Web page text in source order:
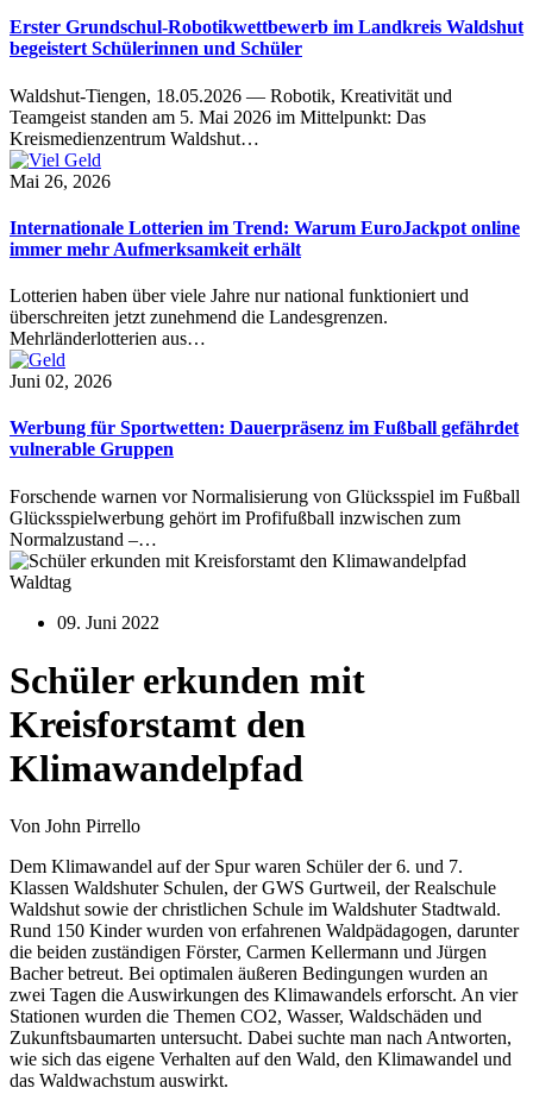
Erster Grundschul-Robotikwettbewerb im Landkreis Waldshut
begeistert Schülerinnen und Schüler
Waldshut-Tiengen, 18.05.2026 — Robotik, Kreativität und
Teamgeist standen am 5. Mai 2026 im Mittelpunkt: Das
Kreismedienzentrum Waldshut…
Mai 26, 2026
Internationale Lotterien im Trend: Warum EuroJackpot online
immer mehr Aufmerksamkeit erhält
Lotterien haben über viele Jahre nur national funktioniert und
überschreiten jetzt zunehmend die Landesgrenzen.
Mehrländerlotterien aus…
Juni 02, 2026
Werbung für Sportwetten: Dauerpräsenz im Fußball gefährdet
vulnerable Gruppen
Forschende warnen vor Normalisierung von Glücksspiel im Fußball
Glücksspielwerbung gehört im Profifußball inzwischen zum
Normalzustand –…
Waldtag
09. Juni 2022
Schüler erkunden mit
Kreisforstamt den
Klimawandelpfad
Von John Pirrello
Dem Klimawandel auf der Spur waren Schüler der 6. und 7.
Klassen Waldshuter Schulen, der GWS Gurtweil, der Realschule
Waldshut sowie der christlichen Schule im Waldshuter Stadtwald.
Rund 150 Kinder wurden von erfahrenen Waldpädagogen, darunter
die beiden zuständigen Förster, Carmen Kellermann und Jürgen
Bacher betreut. Bei optimalen äußeren Bedingungen wurden an
zwei Tagen die Auswirkungen des Klimawandels erforscht. An vier
Stationen wurden die Themen CO2, Wasser, Waldschäden und
Zukunftsbaumarten untersucht. Dabei suchte man nach Antworten,
wie sich das eigene Verhalten auf den Wald, den Klimawandel und
das Waldwachstum auswirkt.